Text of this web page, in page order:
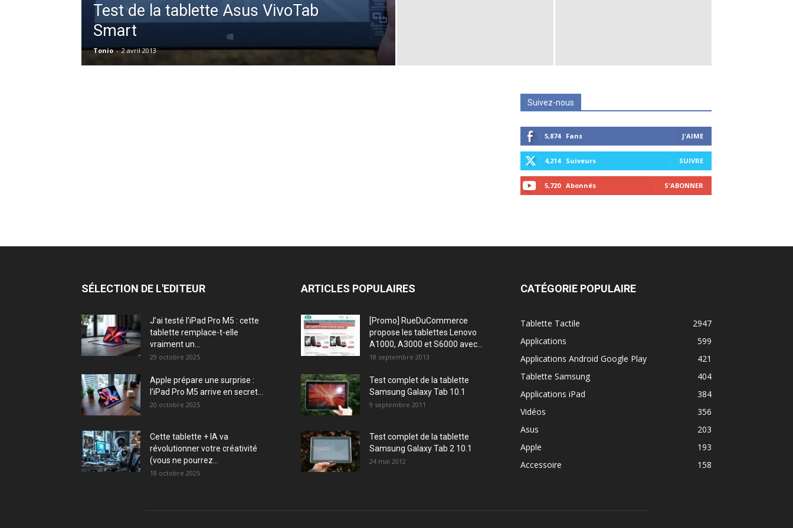
Test de la tablette Asus VivoTab
Smart
Tonio - 2 avril 2013
Suivez-nous
5,874 Fans J'AIME
4,214 Suiveurs SUIVRE
5,720 Abonnés S'ABONNER
SÉLECTION DE L'EDITEUR
J’ai testé l’iPad Pro M5 : cette
tablette remplace-t-elle
vraiment un...
29 octobre 2025
Apple prépare une surprise :
l’iPad Pro M5 arrive en secret...
20 octobre 2025
Cette tablette + IA va
révolutionner votre créativité
(vous ne pourrez...
18 octobre 2025
ARTICLES POPULAIRES
[Promo] RueDuCommerce
propose les tablettes Lenovo
A1000, A3000 et S6000 avec...
18 septembre 2013
Test complet de la tablette
Samsung Galaxy Tab 10.1
9 septembre 2011
Test complet de la tablette
Samsung Galaxy Tab 2 10.1
24 mai 2012
CATÉGORIE POPULAIRE
Tablette Tactile
2947
Applications
599
Applications Android Google Play
421
Tablette Samsung
404
Applications iPad
384
Vidéos
356
Asus
203
Apple
193
Accessoire
158